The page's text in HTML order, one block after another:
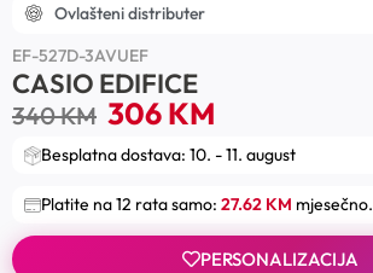
Ovlašteni distributer
EF-527D-3AVUEF
CASIO EDIFICE
340KM 306KM
Besplatna dostava: 10. - 11. august
Platite na 12 rata samo: 27.62 KM mjesečno.
PERSONALIZACIJA